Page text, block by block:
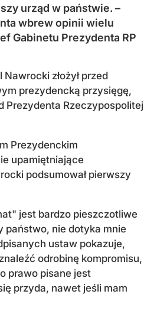
urząd w państwie. –
wbrew opinii wielu
Gabinetu Prezydenta RP
złożył przed
prezydencką przysięgę,
Prezydenta Rzeczypospolitej
Prezydenckim
upamiętniające
podsumował pierwszy
jest bardzo pieszczotliwe
państwo, nie dotyka mnie
ustaw pokazuje,
odrobinę kompromisu,
prawo pisane jest
przyda, nawet jeśli mam